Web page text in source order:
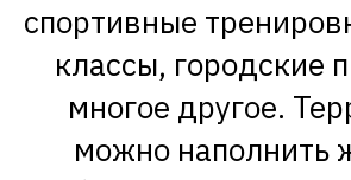
спортивные
классы, городские
многое другое.
можно наполнить